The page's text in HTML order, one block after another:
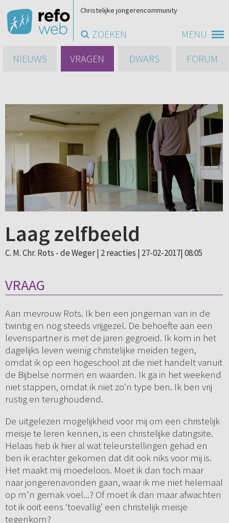
MENU
Christelijke jongerencommunity
ZOEKEN
NIEUWS
VRAGEN DWARS FORUM
Laag zelfbeeld
C. M. Chr. Rots - de Weger | 2 reacties | 27-02-2017| 08:05
VRAAG
Aan mevrouw Rots. Ik ben een jongeman van in de
twintig en nog steeds vrijgezel. De behoefte aan een
levenspartner is met de jaren gegroeid. Ik kom in het
dagelijks leven weinig christelijke meiden tegen,
omdat ik op een hogeschool zit die niet handelt vanuit
de Bijbelse normen en waarden. Ik ga in het weekend
niet stappen, omdat ik niet zo'n type ben. Ik ben vrij
rustig en terughoudend.
De uitgelezen mogelijkheid voor mij om een christelijk
meisje te leren kennen, is een christelijke datingsite.
Helaas heb ik hier al wat teleurstellingen gehad en
ben ik erachter gekomen dat dit ook niks voor mij is.
Het maakt mij moedeloos. Moet ik dan toch maar
naar jongerenavonden gaan, waar ik me niet helemaal
op m'n gemak voel...? Of moet ik dan maar afwachten
tot ik ooit eens ‘toevallig’ een christelijk meisje
tegenkom?